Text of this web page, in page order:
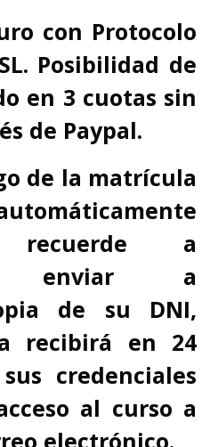
con Protocolo
Posibilidad de
en 3 cuotas sin
de Paypal.
de la matrícula
a
enviar a
de su DNI,
recibirá en 24
credenciales
al curso a
electrónico.